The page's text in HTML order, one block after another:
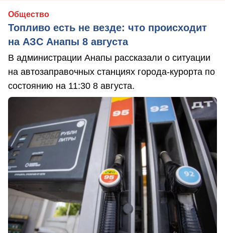
Общество
Топливо есть не везде: что происходит
на АЗС Анапы 8 августа
В администрации Анапы рассказали о ситуации
на автозаправочных станциях города-курорта по
состоянию на 11:30 8 августа.